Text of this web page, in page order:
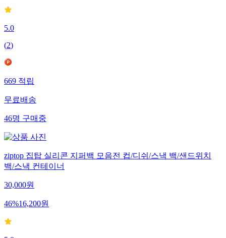
5.0
(2)
669적립
무료배송
46명구매중
ziptop 집탑 실리콘 지퍼백 모음전 컵/디쉬/스낵 백/샌드위치
백/스낵 컨테이너
30,000원
46%16,200원